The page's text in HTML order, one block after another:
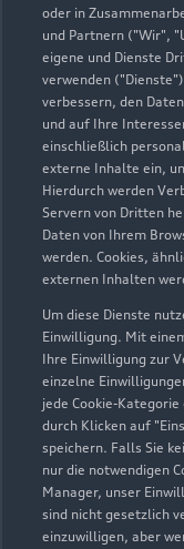
oder in
und Partnern ("Wir",
eigene und Dienste
verwenden
verbessern, den
und auf Ihre
einschließlich
externe Inhalte ein,
Hierdurch werden
Servern von Dritten
Daten von Ihrem
werden. Cookies,
externen Inhalten
Um diese Dienste
Einwilligung. Mit
Ihre Einwilligung zur
einzelne
jede Cookie-
durch Klicken auf
speichern. Falls Sie
nur die notwendigen
Manager, unser
sind nicht gesetzlich
einzuwilligen, aber